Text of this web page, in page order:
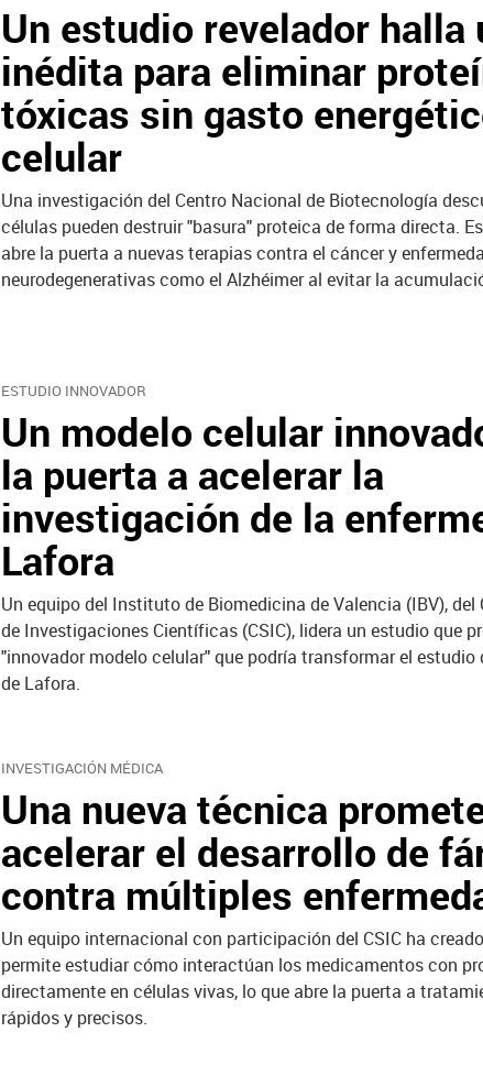
Un estudio revelador halla
inédita para eliminar
tóxicas sin gasto
celular
Una investigación del Centro Nacional de Biotecnología
células pueden destruir "basura" proteica de forma directa.
abre la puerta a nuevas terapias contra el cáncer y
neurodegenerativas como el Alzhéimer al evitar la
ESTUDIO INNOVADOR
Un modelo celular
la puerta a acelerar la
investigación de la
Lafora
Un equipo del Instituto de Biomedicina de Valencia (IBV), del
de Investigaciones Científicas (CSIC), lidera un estudio que
"innovador modelo celular" que podría transformar el estudio
de Lafora.
INVESTIGACIÓN MÉDICA
Una nueva técnica
acelerar el desarrollo de
contra múltiples
Un equipo internacional con participación del CSIC ha
permite estudiar cómo interactúan los medicamentos con
directamente en células vivas, lo que abre la puerta a
rápidos y precisos.